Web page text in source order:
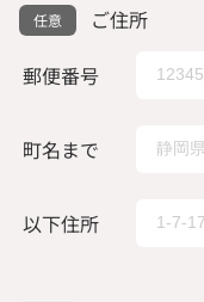
ご住所
郵便番号
町名まで
以下住所